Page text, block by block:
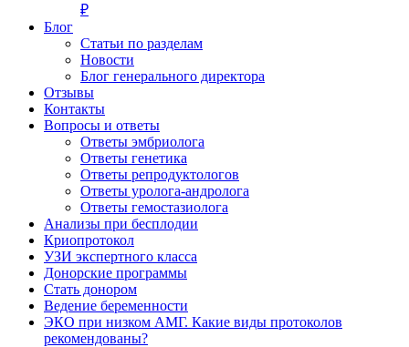
₽
Блог
Статьи по разделам
Новости
Блог генерального директора
Отзывы
Контакты
Вопросы и ответы
Ответы эмбриолога
Ответы генетика
Ответы репродуктологов
Ответы уролога-андролога
Ответы гемостазиолога
Анализы при бесплодии
Криопротокол
УЗИ экспертного класса
Донорские программы
Стать донором
Ведение беременности
ЭКО при низком АМГ. Какие виды протоколов
рекомендованы?